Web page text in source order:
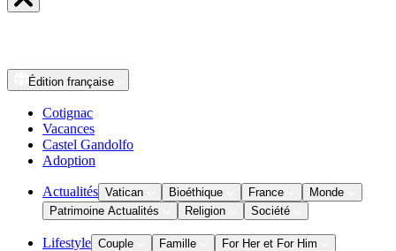
Édition française
Cotignac
Vacances
Castel Gandolfo
Adoption
Actualités Vatican Bioéthique France
Monde
Patrimoine Actualités
Religion Société
Lifestyle Couple Famille
For Her et For Him